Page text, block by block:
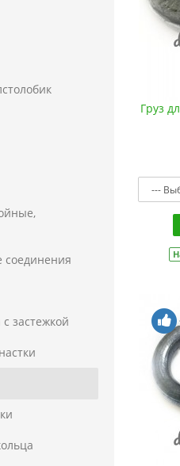
соединения
застежкой
Груз